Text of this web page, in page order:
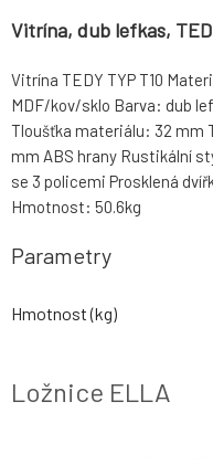
Vitrína, dub lefkas,
Vitrína TEDY TYP T10
MDF/kov/sklo Barva: dub
Tloušťka materiálu: 32 mm
mm ABS hrany Rustikální
se 3 policemi Prosklená
Hmotnost: 50.6kg
Parametry
Hmotnost (kg)
Ložnice ELLA